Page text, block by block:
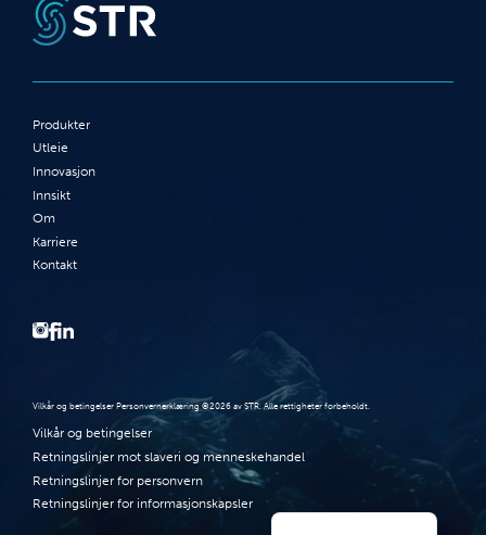
Produkter
Utleie
Innovasjon
Innsikt
Om
Karriere
Kontakt
Vilkår og betingelser Personvernerklæring ©2026 av STR. Alle rettigheter forbeholdt.
Vilkår og betingelser
Retningslinjer mot slaveri og menneskehandel
Retningslinjer for personvern
Retningslinjer for informasjonskapsler
English (UK)